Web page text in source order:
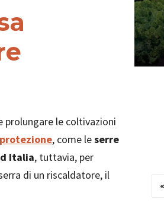
prolungare le coltivazioni
protezione, come leserre
Italia, tuttavia, per
di un riscaldatore, il